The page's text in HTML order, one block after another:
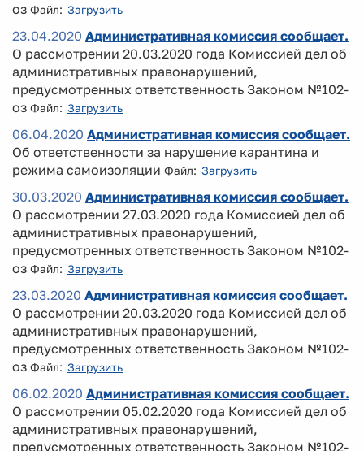
оз Файл: Загрузить
23.04.2020 Административная комиссия сообщает.
О рассмотрении 20.03.2020 года Комиссией дел об
административных правонарушений,
предусмотренных ответственность Законом №102-
оз Файл: Загрузить
06.04.2020 Административная комиссия сообщает.
Об ответственности за нарушение карантина и
режима самоизоляции Файл: Загрузить
30.03.2020 Административная комиссия сообщает.
О рассмотрении 27.03.2020 года Комиссией дел об
административных правонарушений,
предусмотренных ответственность Законом №102-
оз Файл: Загрузить
23.03.2020 Административная комиссия сообщает.
О рассмотрении 20.03.2020 года Комиссией дел об
административных правонарушений,
предусмотренных ответственность Законом №102-
оз Файл: Загрузить
06.02.2020 Административная комиссия сообщает.
О рассмотрении 05.02.2020 года Комиссией дел об
административных правонарушений,
предусмотренных ответственность Законом №102-